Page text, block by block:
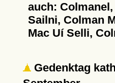
auch:
Sailni, Colman
Mac Uí Selli,
Gedenktag